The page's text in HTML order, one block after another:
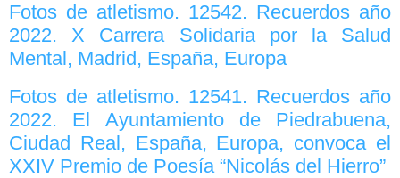
Fotos de atletismo. 12542. Recuerdos año
2022. X Carrera Solidaria por la Salud
Mental, Madrid, España, Europa
Fotos de atletismo. 12541. Recuerdos año
2022. El Ayuntamiento de Piedrabuena,
Ciudad Real, España, Europa, convoca el
XXIV Premio de Poesía “Nicolás del Hierro”